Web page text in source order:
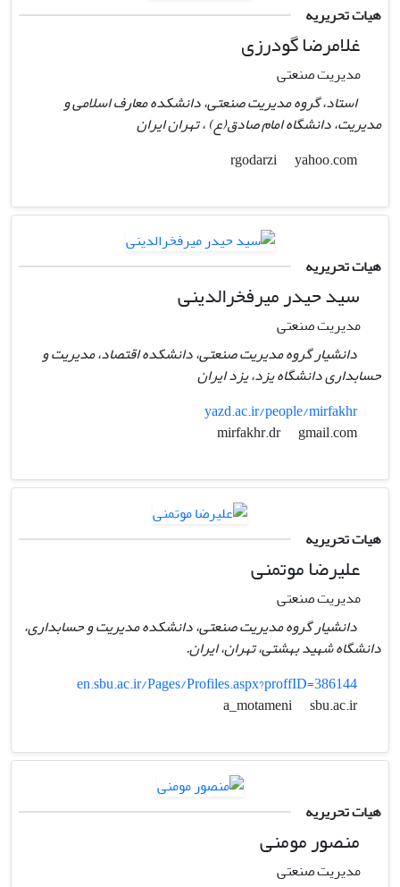
هیات تحریریه
غلامرضا گودرزی
مدیریت صنعتی
استاد، گروه مدیریت صنعتی، دانشکده معارف اسلامی و
مدیریت، دانشگاه امام صادق(ع) ، تهران ایران
yahoo.com
هیات تحریریه
سید حیدر میرفخرالدینی
مدیریت صنعتی
دانشیار گروه مدیریت صنعتی، دانشکده اقتصاد، مدیریت و
حسابداری دانشگاه یزد، یزد ایران
yazd.ac.ir/people/mirfakhr
gmail.com
هیات تحریریه
علیرضا موتمنی
مدیریت صنعتی
دانشیار گروه مدیریت صنعتی، دانشکده مدیریت و حسابداری،
دانشگاه شهید بهشتی، تهران، ایران.
en.sbu.ac.ir/Pages/Profiles.aspx?proffID=386144
a_motameni
sbu.ac.ir
هیات تحریریه
منصور مومنی
مدیریت صنعتی